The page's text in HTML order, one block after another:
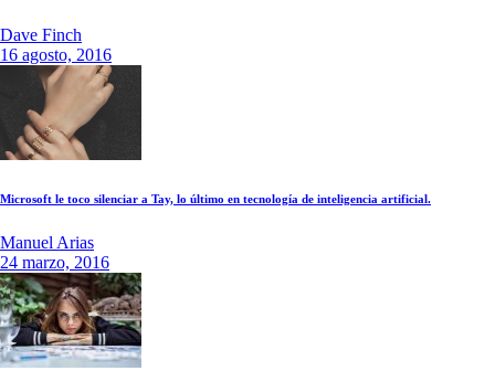
Dave Finch
16 agosto, 2016
Microsoft le toco silenciar a Tay, lo último en tecnología de inteligencia artificial.
Manuel Arias
24 marzo, 2016